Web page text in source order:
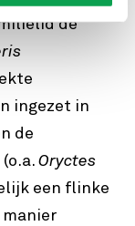
de
ingezet in
de
(o.a.Oryctes
een flinke
manier